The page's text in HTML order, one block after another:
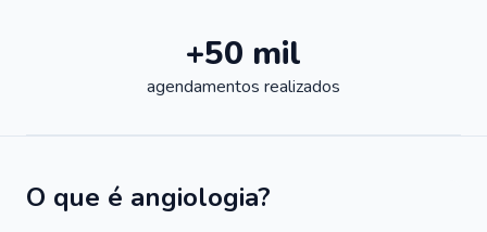
+50 mil
agendamentos realizados
O que é angiologia?